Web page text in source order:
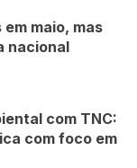
maio, mas
nacional
com TNC:
com foco em